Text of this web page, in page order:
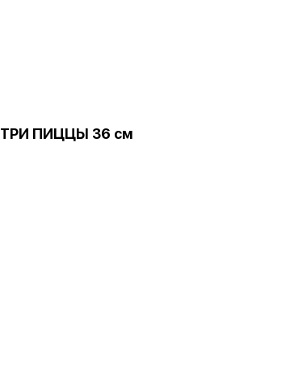
ТРИ ПИЦЦЫ 36 см